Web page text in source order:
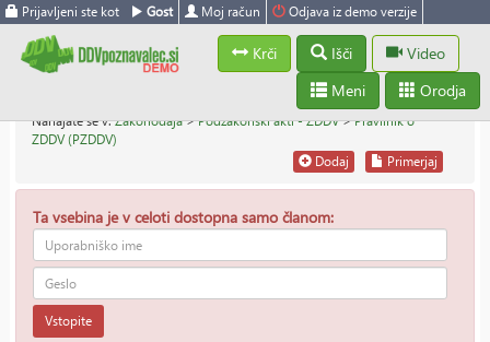
Prijavljeni ste kot Gost Moj račun Odjava iz demo verzije
Krči Išči
Video
Orodja
Meni
Nahajate se v:Zakonodaja>Podzakonski akti - ZDDV>Pravilnik o
ZDDV (PZDDV)
Primerjaj
Dodaj
Ta vsebina je v celoti dostopna samo članom:
Vstopite